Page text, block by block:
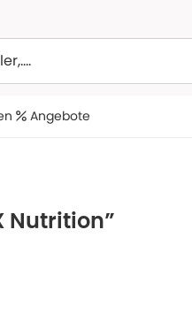
Angebote
Nutrition”